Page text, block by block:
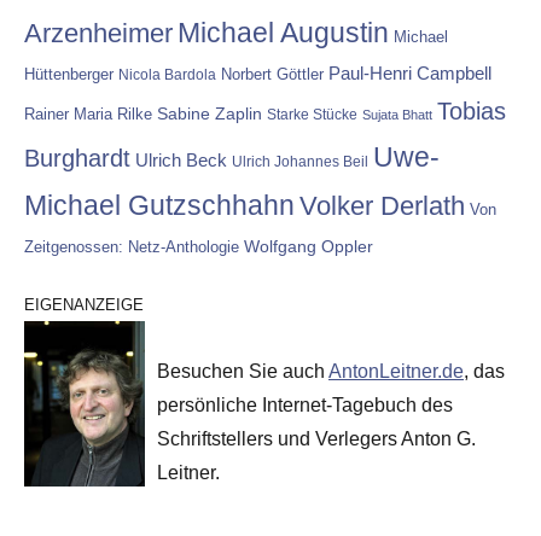
Arzenheimer Michael Augustin Michael
Hüttenberger Nicola Bardola Norbert Göttler Paul-Henri Campbell
Rainer Maria Rilke Sabine Zaplin Starke Stücke Sujata Bhatt Tobias
Burghardt Ulrich Beck Ulrich Johannes Beil
Uwe-
Michael Gutzschhahn Volker Derlath Von
Zeitgenossen: Netz-Anthologie Wolfgang Oppler
EIGENANZEIGE
Besuchen Sie auch AntonLeitner.de, das
persönliche Internet-Tagebuch des
Schriftstellers und Verlegers Anton G.
Leitner.